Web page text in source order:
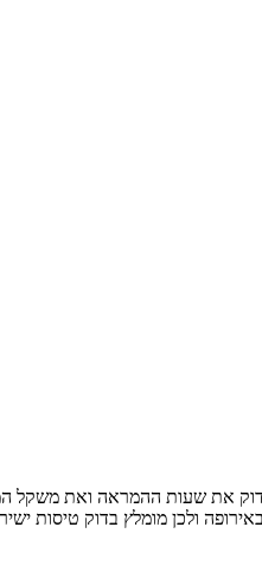
את שעות ההמראה ואת משקל
ולכן מומלץ בדוק טיסות